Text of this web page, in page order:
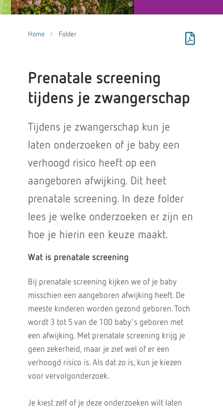
Home Folder
Prenatale screening
tijdens je zwangerschap
Tijdens je zwangerschap kun je
laten onderzoeken of je baby een
verhoogd risico heeft op een
aangeboren afwijking. Dit heet
prenatale screening. In deze folder
lees je welke onderzoeken er zijn en
hoe je hierin een keuze maakt.
Wat is prenatale screening
Bij prenatale screening kijken we of je baby
misschien een aangeboren afwijking heeft. De
meeste kinderen worden gezond geboren. Toch
wordt 3 tot 5 van de 100 baby's geboren met
een afwijking. Met prenatale screening krijg je
geen zekerheid, maar je ziet wel of er een
verhoogd risico is. Als dat zo is, kun je kiezen
voor vervolgonderzoek.
Je kiest zelf of je deze onderzoeken wilt laten